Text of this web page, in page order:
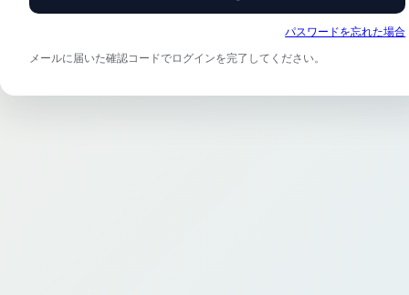
パスワードを忘れた場合
メールに届いた確認コードでログインを完了してください。